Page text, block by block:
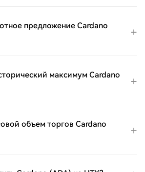
предложение Cardano
максимум Cardano
объем торгов Cardano